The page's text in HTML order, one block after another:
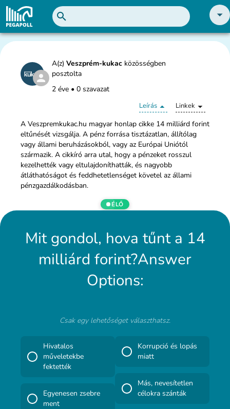
A(z) Veszprém-kukac közösségben
posztolta
2 éve • 0 szavazat
Leírás Linkek
A Veszpremkukac.hu magyar honlap cikke 14 milliárd forint
eltűnését vizsgálja. A pénz forrása tisztázatlan, állítólag
vagy állami beruházásokból, vagy az Európai Uniótól
származik. A cikkíró arra utal, hogy a pénzeket rosszul
kezelhették vagy eltulajdoníthatták, és nagyobb
átláthatóságot és feddhetetlenséget követel az állami
pénzgazdálkodásban.
ÉLŐ
Mit gondol, hova tűnt a 14
milliárd forint?Answer
Options:
Csak egy lehetőséget választhatsz.
Hivatalos
műveletekbe
fektették
Egyenesen zsebre
ment
Korrupció és lopás
miatt
Más, nevesítetlen
célokra szánták